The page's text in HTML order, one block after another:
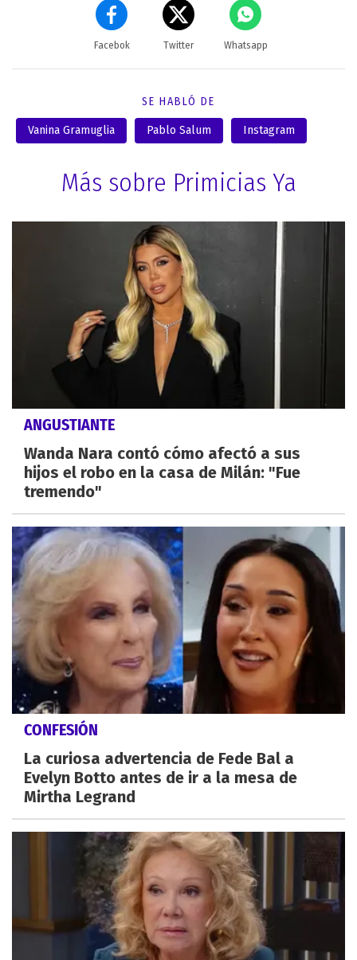
Facebok Twitter Whatsapp
SE HABLÓ DE
Vanina Gramuglia Pablo Salum Instagram
Más sobre Primicias Ya
ANGUSTIANTE
Wanda Nara contó cómo afectó a sus
hijos el robo en la casa de Milán: "Fue
tremendo"
CONFESIÓN
La curiosa advertencia de Fede Bal a
Evelyn Botto antes de ir a la mesa de
Mirtha Legrand